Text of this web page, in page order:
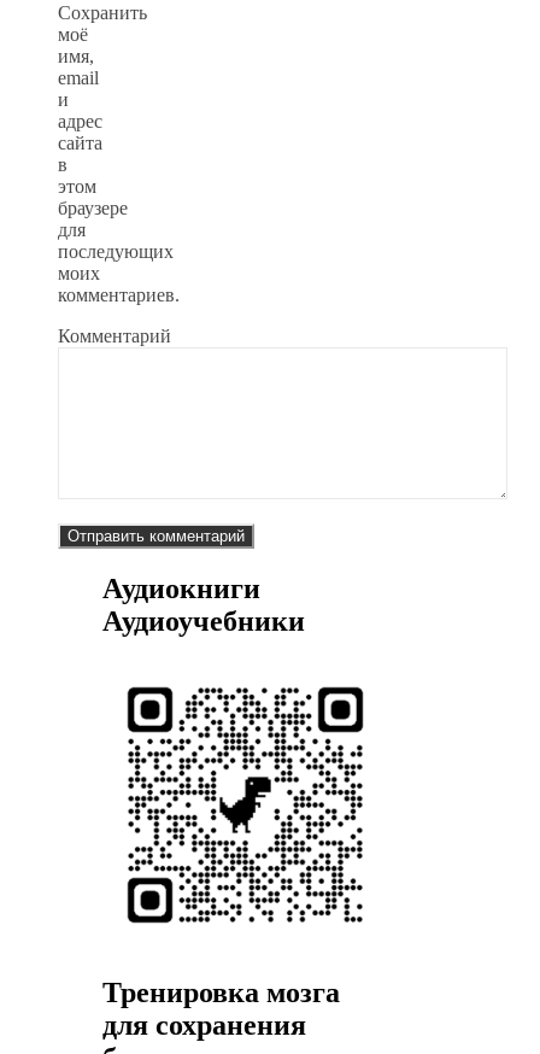
Сохранить
моё
имя,
email
и
адрес
сайта
в
этом
браузере
для
последующих
моих
комментариев.
Комментарий
Аудиокниги
Аудиоучебники
Тренировка мозга
для сохранения